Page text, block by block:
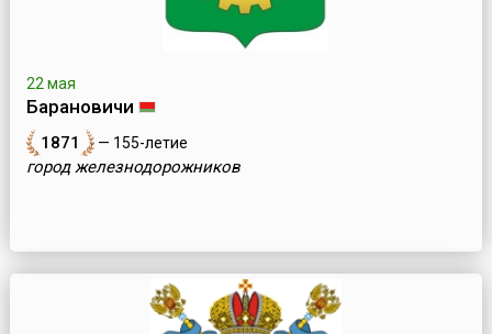
22 мая
Барановичи
1871 — 155-летие
город железнодорожников